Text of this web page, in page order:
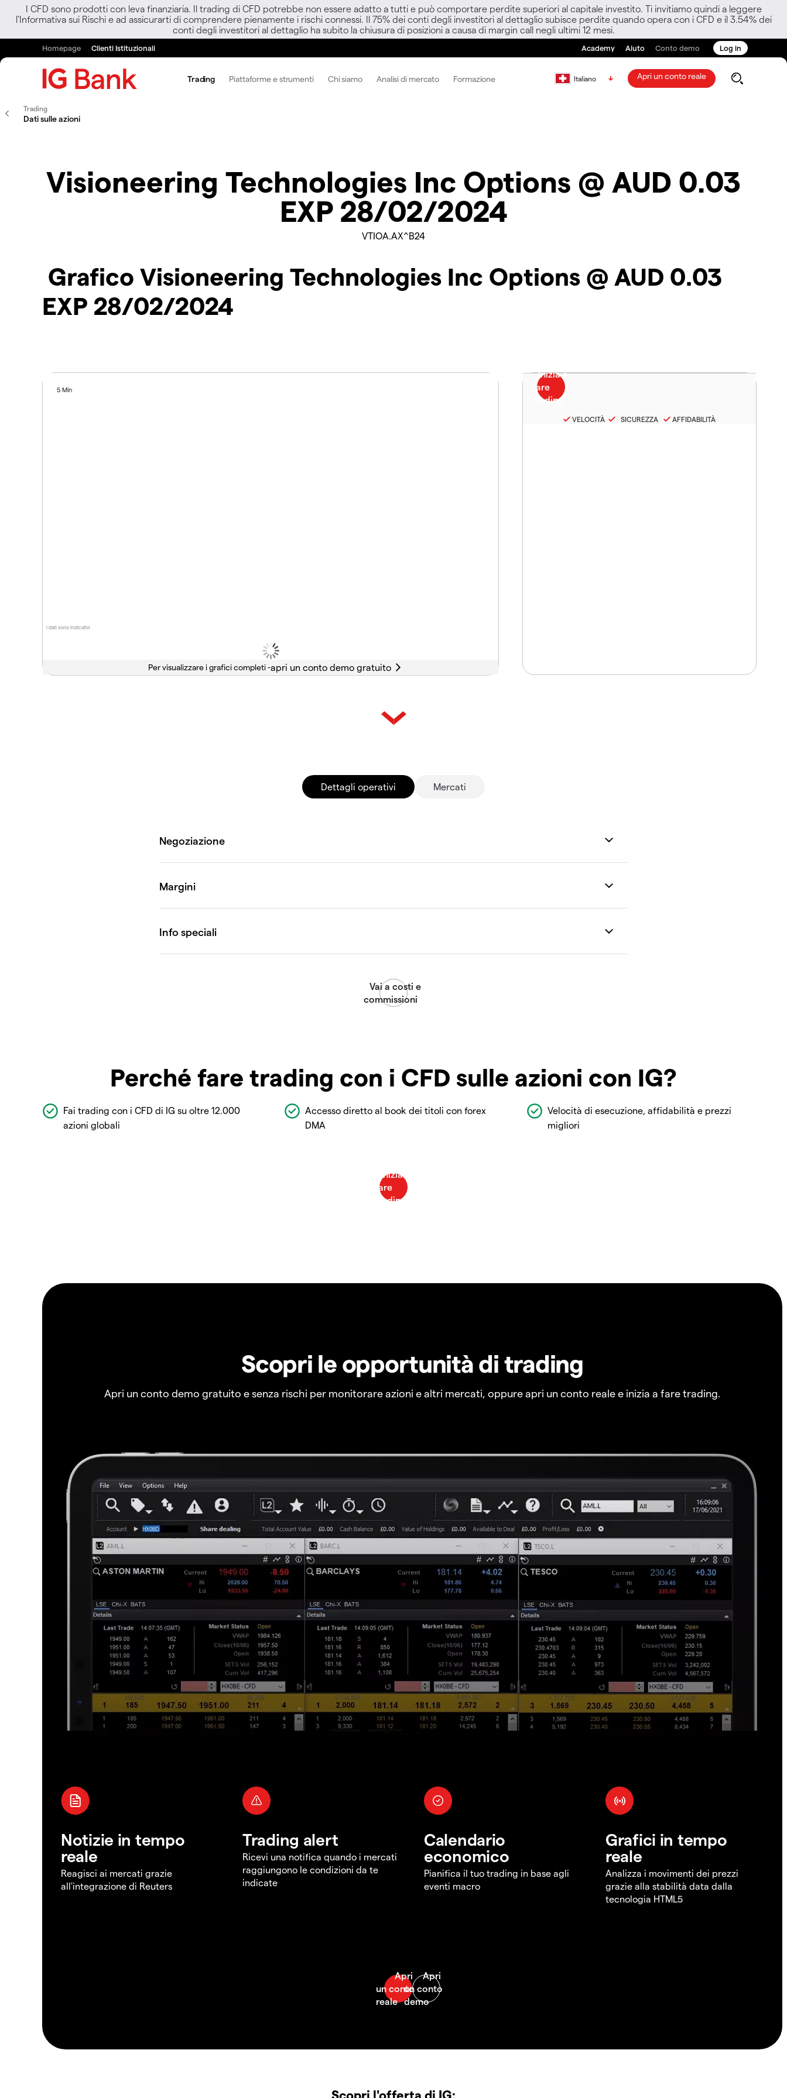
I CFD sono prodotti con leva finanziaria. Il trading di CFD potrebbe non essere adatto a tutti e può comportare perdite superiori al capitale investito. Ti invitiamo quindi a leggere
l’Informativa sui Rischi e ad assicurarti di comprendere pienamente i rischi connessi. Il 75% dei conti degli investitori al dettaglio subisce perdite quando opera con i CFD e il 3.54% dei
conti degli investitori al dettaglio ha subito la chiusura di posizioni a causa di margin call negli ultimi 12 mesi.
Homepage Clienti Istituzionali Academy Aiuto Conto demo Log in
Trading Piattaforme e strumenti Chi siamo Analisi di mercato Formazione Italiano Apri un conto reale
Trading
Dati sulle azioni
Visioneering Technologies Inc Options @ AUD 0.03
EXP 28/02/2024
VTIOA.AX^B24
Grafico Visioneering Technologies Inc Options @ AUD 0.03
EXP 28/02/2024
I dati sono indicativi
5 Min
Per visualizzare i grafici completi -
VELOCITÀ SICUREZZA AFFIDABILITÀ
Dettagli operativi Mercati
Perché fare trading con i CFD sulle azioni con IG?
Fai trading con i CFD di IG su oltre 12.000
azioni globali
Accesso diretto al book dei titoli con forex
DMA
Velocità di esecuzione, affidabilità e prezzi
migliori
Scopri le opportunità di trading
Apri un conto demo gratuito e senza rischi per monitorare azioni e altri mercati, oppure apri un conto reale e inizia a fare trading.
Notizie in tempo
reale
Reagisci ai mercati grazie
all'integrazione di Reuters
Trading alert
Ricevi una notifica quando i mercati
raggiungono le condizioni da te
indicate
Calendario
economico
Pianifica il tuo trading in base agli
eventi macro
Grafici in tempo
reale
Analizza i movimenti dei prezzi
grazie alla stabilità data dalla
tecnologia HTML5
Scopri l'offerta di IG: